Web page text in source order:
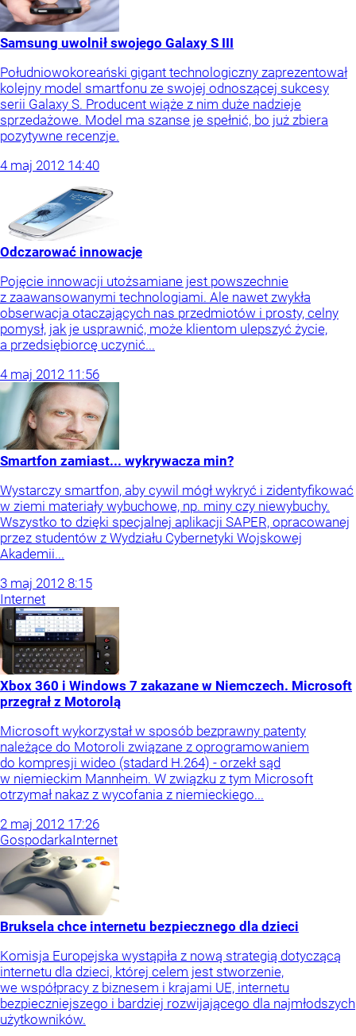
Samsung uwolnił swojego Galaxy S III
Południowokoreański gigant technologiczny zaprezentował
kolejny model smartfonu ze swojej odnoszącej sukcesy
serii Galaxy S. Producent wiąże z nim duże nadzieje
sprzedażowe. Model ma szanse je spełnić, bo już zbiera
pozytywne recenzje.
4 maj 2012 14:40
Odczarować innowacje
Pojęcie innowacji utożsamiane jest powszechnie
z zaawansowanymi technologiami. Ale nawet zwykła
obserwacja otaczających nas przedmiotów i prosty, celny
pomysł, jak je usprawnić, może klientom ulepszyć życie,
a przedsiębiorcę uczynić...
4 maj 2012 11:56
Smartfon zamiast... wykrywacza min?
Wystarczy smartfon, aby cywil mógł wykryć i zidentyfikować
w ziemi materiały wybuchowe, np. miny czy niewybuchy.
Wszystko to dzięki specjalnej aplikacji SAPER, opracowanej
przez studentów z Wydziału Cybernetyki Wojskowej
Akademii...
3 maj 2012 8:15
Internet
Xbox 360 i Windows 7 zakazane w Niemczech. Microsoft
przegrał z Motorolą
Microsoft wykorzystał w sposób bezprawny patenty
należące do Motoroli związane z oprogramowaniem
do kompresji wideo (stadard H.264) - orzekł sąd
w niemieckim Mannheim. W związku z tym Microsoft
otrzymał nakaz z wycofania z niemieckiego...
2 maj 2012 17:26
GospodarkaInternet
Bruksela chce internetu bezpiecznego dla dzieci
Komisja Europejska wystąpiła z nową strategią dotyczącą
internetu dla dzieci, której celem jest stworzenie,
we współpracy z biznesem i krajami UE, internetu
bezpieczniejszego i bardziej rozwijającego dla najmłodszych
użytkowników.